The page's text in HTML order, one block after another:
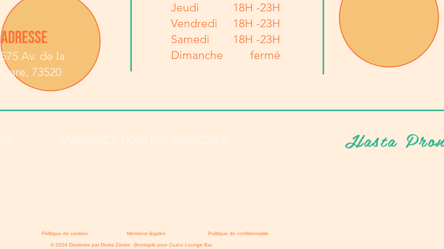
Jeudi
Vendredi
Samedi
Dimanche
18H -23H
18H -23H
18H -23H
fermé
575 Av. de la
Gare, 73520
ADRESSE
AMBIANCE LOUNGE MUSICALE Hasta
Politique de cookies Mentions légales Politique de confidentialité
© 2024 Dessinée par Dorita Zarate @xninjatk pour Cuzco Lounge Bar.